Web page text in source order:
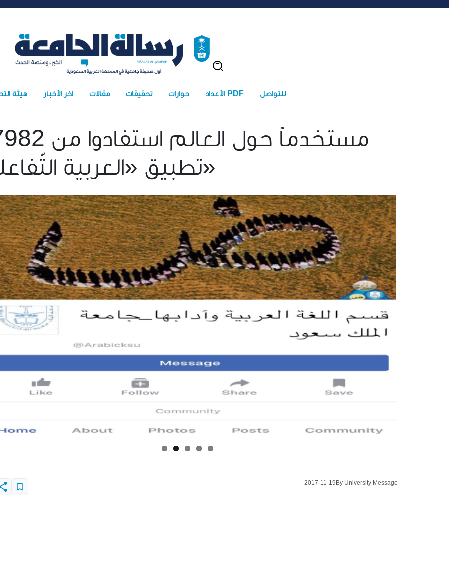
هيئة آخر الأخبار مقالات تحقيقات حوارات الأعداد PDF للتواصل
37982 مستخدماً حول
تطبيق «العربية التّفاعلية»
2017-11-19 By University Message